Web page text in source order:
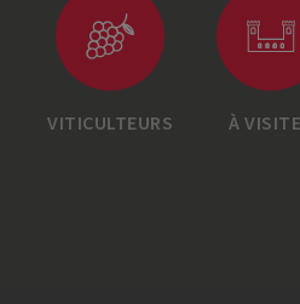
VITICULTEURS À